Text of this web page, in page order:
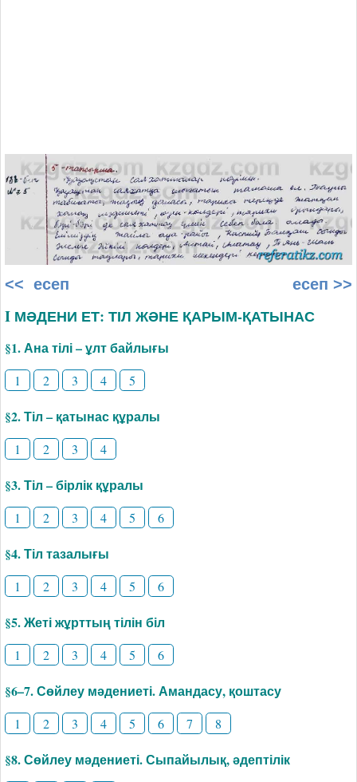
<< есеп есеп >>
I МӘДЕНИ ЕТ: ТІЛ ЖӘНЕ ҚАРЫМ-ҚАТЫНАС
§1. Ана тілі – ұлт байлығы
1 2 3 4 5
§2. Тіл – қатынас құралы
1 2 3 4
§3. Тіл – бірлік құралы
1 2 3 4 5 6
§4. Тіл тазалығы
1 2 3 4 5 6
§5. Жеті жұрттың тілін біл
1 2 3 4 5 6
§6–7. Сөйлеу мәдениеті. Амандасу, қоштасу
1 2 3 4 5 6 7 8
§8. Сөйлеу мәдениеті. Сыпайылық, әдептілік